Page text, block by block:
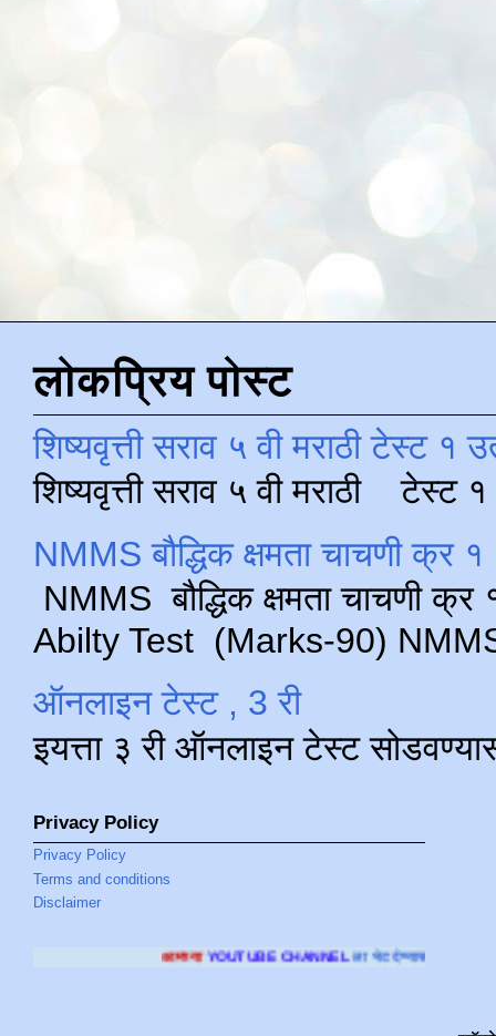
लोकप्रिय पोस्ट
शिष्यवृत्ती सराव ५ वी मराठी टेस्ट १
शिष्यवृत्ती सराव ५ वी मराठी टेस्ट
NMMS बौद्धिक क्षमता चाचणी क्र
NMMS बौद्धिक क्षमता चाचणी
Abilty Test (Marks-90) NMMS
ऑनलाइन टेस्ट , 3 री
इयत्ता ३ री ऑनलाइन टेस्ट
Privacy Policy
Privacy Policy
Terms and conditions
Disclaimer
YOUTUBE CHANNELला भेट देण्यासाठी क्लिक करा.